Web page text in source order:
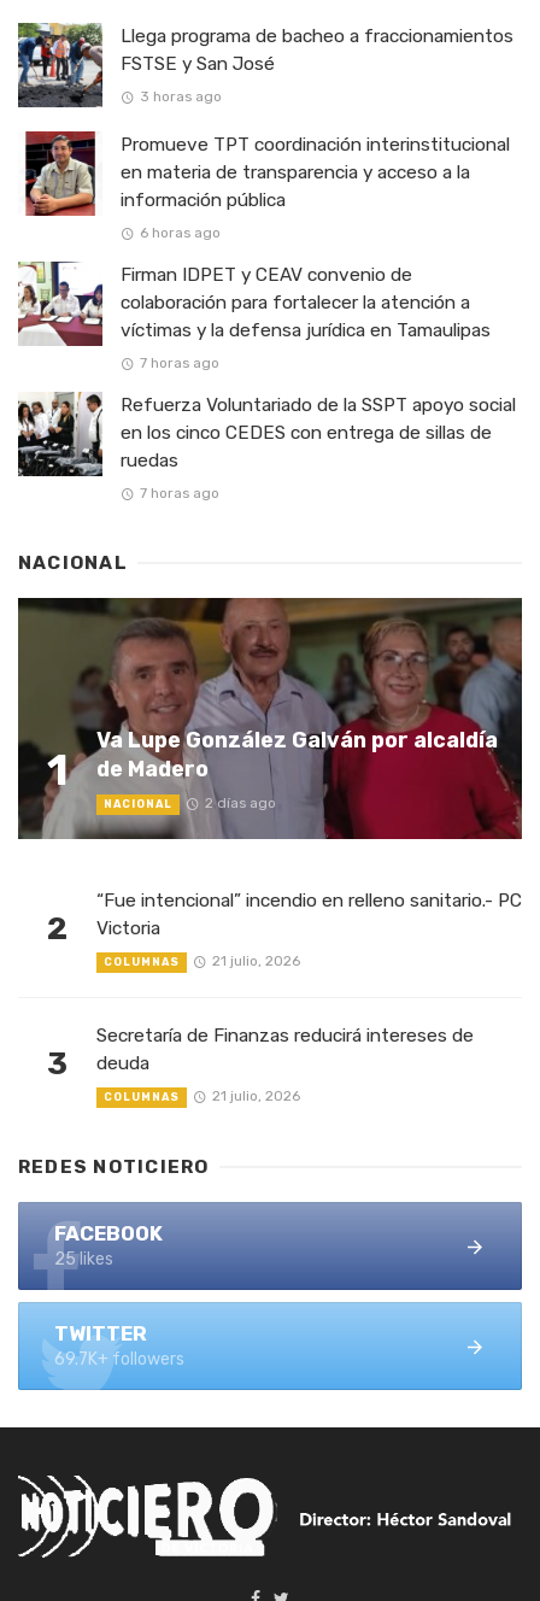
Llega programa de bacheo a fraccionamientos
FSTSE y San José
3 horas ago
Promueve TPT coordinación interinstitucional
en materia de transparencia y acceso a la
información pública
6 horas ago
Firman IDPET y CEAV convenio de
colaboración para fortalecer la atención a
víctimas y la defensa jurídica en Tamaulipas
7 horas ago
Refuerza Voluntariado de la SSPT apoyo social
en los cinco CEDES con entrega de sillas de
ruedas
7 horas ago
NACIONAL
1
Va Lupe González Galván por alcaldía
de Madero
NACIONAL 2 días ago
2
“Fue intencional” incendio en relleno sanitario.- PC
Victoria
COLUMNAS 21 julio, 2026
3
Secretaría de Finanzas reducirá intereses de
deuda
COLUMNAS 21 julio, 2026
REDES NOTICIERO
FACEBOOK
25 likes
TWITTER
69.7K+ followers